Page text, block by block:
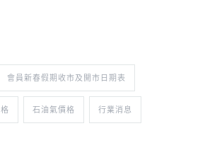
會員新春假期收市及開市日期表
石油氣價格 行業消息